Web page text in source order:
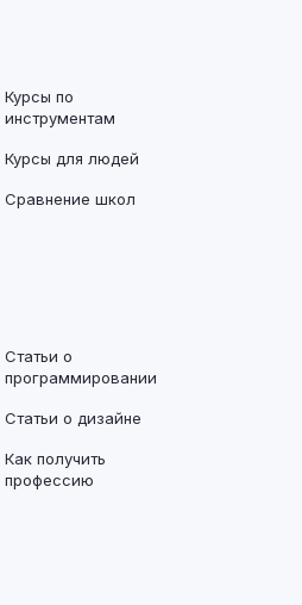
Курсы по
инструментам
Курсы для людей
Сравнение школ
Статьи о
программировании
Статьи о дизайне
Как получить
профессию